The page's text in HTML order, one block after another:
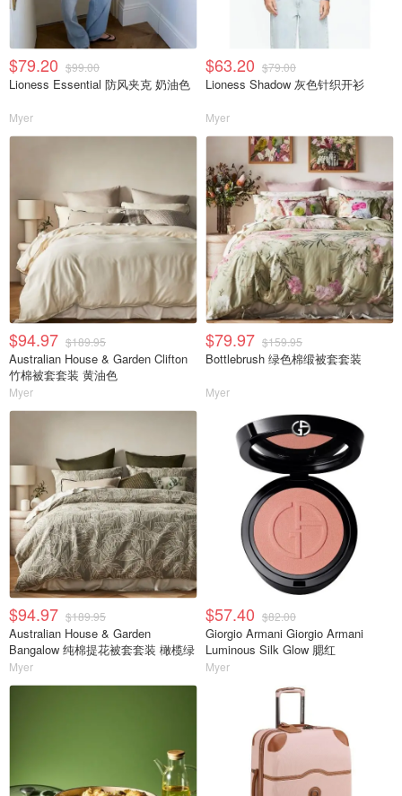
$79.20 $99.00
Lioness Essential 防风夹克 奶油色
Myer
$63.20 $79.00
Lioness Shadow 灰色针织开衫
Myer
$94.97 $189.95
Australian House & Garden Clifton
竹棉被套套装 黄油色
Myer
$79.97 $159.95
Bottlebrush 绿色棉缎被套套装
Myer
$94.97 $189.95
Australian House & Garden
Bangalow 纯棉提花被套套装 橄榄绿
Myer
$57.40 $82.00
Giorgio Armani Giorgio Armani
Luminous Silk Glow 腮红
Myer